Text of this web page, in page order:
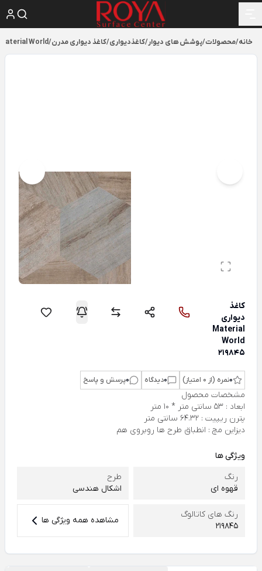
خانه/محصولات/پوشش های دیوار/کاغذدیواری/کاغذ دیواری مدرن/
World
کاغذ
دیواری
Material
World
219845
0نمره (از 0 امتیاز) 0دیدگاه 0پرسش و پاسخ
مشخصات محصول
ابعاد : 53 سانتی متر * 10 متر
پترن ریپیت : 64.32 سانتی متر
دیزاین مچ : انطباق طرح ها روبروی هم
ویژگی ها
رنگ
قهوه ای
طرح
اشکال هندسی
رنگ های کاتالوگ
219845
مشاهده همه ویژگی ها